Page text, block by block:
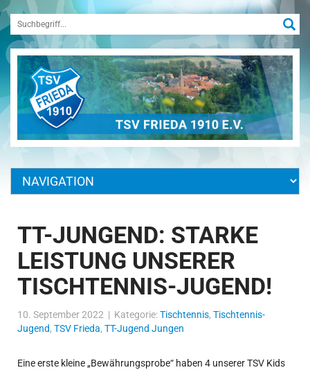
TT-JUNGEND: STARKE
LEISTUNG UNSERER
TISCHTENNIS-JUGEND!
10. September 2022 | Kategorie:Tischtennis, Tischtennis-
Jugend, TSV Frieda, TT-Jugend Jungen
Eine erste kleine „Bewährungsprobe“ haben 4 unserer TSV Kids